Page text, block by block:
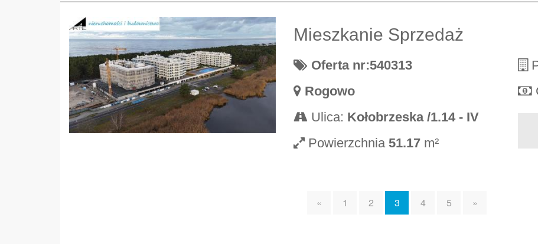
Mieszkanie Sprzedaż
Oferta nr:540313
Rogowo
Ulica: Kołobrzeska /1.14 - IV
Powierzchnia 51.17 m²
« 1 2 3 4 5 »